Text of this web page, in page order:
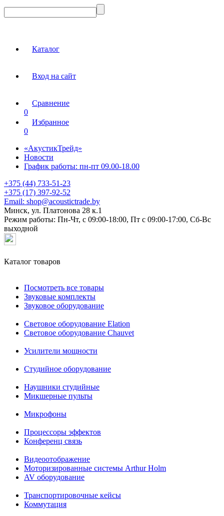
Каталог
Вход на сайт
Сравнение
0
Избранное
0
«АкустикТрейд»
Новости
График работы: пн-пт 09.00-18.00
+375 (44) 733-51-23
+375 (17) 397-92-52
Email: shop@acoustictrade.by
Минск, ул. Платонова 28 к.1
Режим работы: Пн-Чт, с 09:00-18:00, Пт с 09:00-17:00, Сб-Вс
выходной
Каталог товаров
Посмотреть все товары
Звуковые комплекты
Звуковое оборудование
Световое оборудование Elation
Cветовое оборудование Chauvet
Усилители мощности
Студийное оборудование
Наушники студийные
Микшерные пульты
Микрофоны
Процессоры эффектов
Конференц связь
Видеоотображение
Моторизированные системы Arthur Holm
AV оборудование
Транспортировочные кейсы
Коммутация